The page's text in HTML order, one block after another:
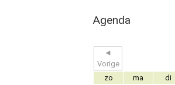
Agenda
◄
Vorige
zo
ma di